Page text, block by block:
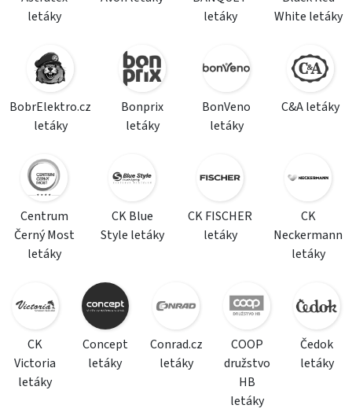
letáky
letáky
White letáky
BobrElektro.cz
letáky
Bonprix
letáky
BonVeno
letáky
C&A letáky
Centrum
Černý Most
letáky
CK Blue
Style letáky
CK FISCHER
letáky
CK
Neckermann
letáky
CK
Victoria
letáky
Concept
letáky
Conrad.cz
letáky
COOP
družstvo
HB
letáky
Čedok
letáky